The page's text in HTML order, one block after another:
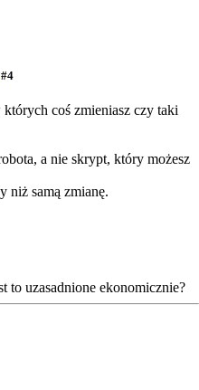
#4
coś zmieniasz czy taki
a nie skrypt, który możesz
niż samą zmianę.
to uzasadnione ekonomicznie?